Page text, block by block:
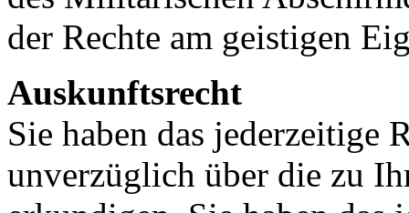
der Rechte am geistigen
Auskunftsrecht
Sie haben das jederzeitige
unverzüglich über die zu